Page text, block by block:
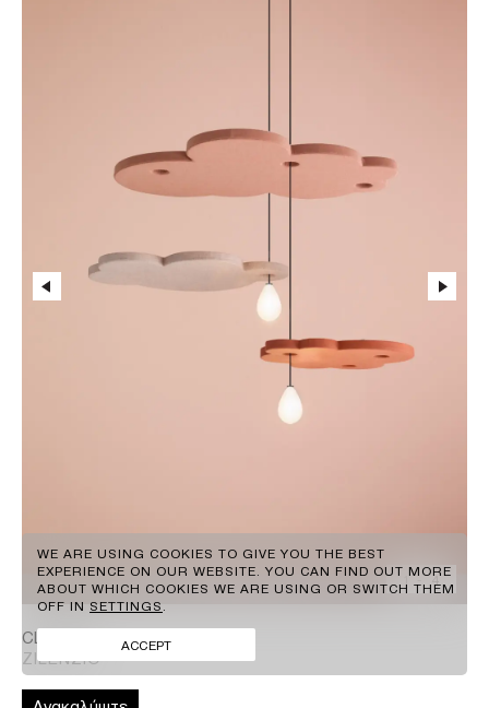
GR EN
ΠΕΛΑΤΕΣ
BRANDS
ΕΠΙΚΟΙΝΩΝΙΑ
ΝΕΑ
LINKEDIN
1 - 4
CLOUDZ
ZILENZIO
WE ARE USING COOKIES TO GIVE YOU THE BEST
EXPERIENCE ON OUR WEBSITE. YOU CAN FIND OUT MORE
ABOUT WHICH COOKIES WE ARE USING OR SWITCH THEM
OFF IN SETTINGS
ACCEPT